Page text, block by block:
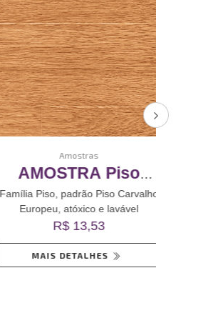
Amostras
AMOSTRA Piso
Europeu
De Vinil
Autoadesivo
Piso, padrão Piso Carvalho
Europeu, atóxico e lavável
R$ 13,53
MAIS DETALHES